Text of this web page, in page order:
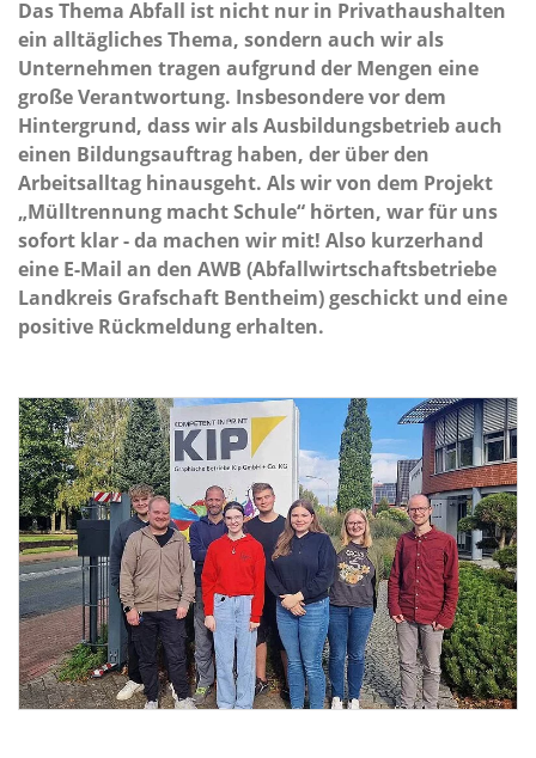
Das Thema Abfall ist nicht nur in Privathaushalten
ein alltägliches Thema, sondern auch wir als
Unternehmen tragen aufgrund der Mengen eine
große Verantwortung. Insbesondere vor dem
Hintergrund, dass wir als Ausbildungsbetrieb auch
einen Bildungsauftrag haben, der über den
Arbeitsalltag hinausgeht. Als wir von dem Projekt
„Mülltrennung macht Schule“ hörten, war für uns
sofort klar - da machen wir mit! Also kurzerhand
eine E-Mail an den AWB (Abfallwirtschaftsbetriebe
Landkreis Grafschaft Bentheim) geschickt und eine
positive Rückmeldung erhalten.